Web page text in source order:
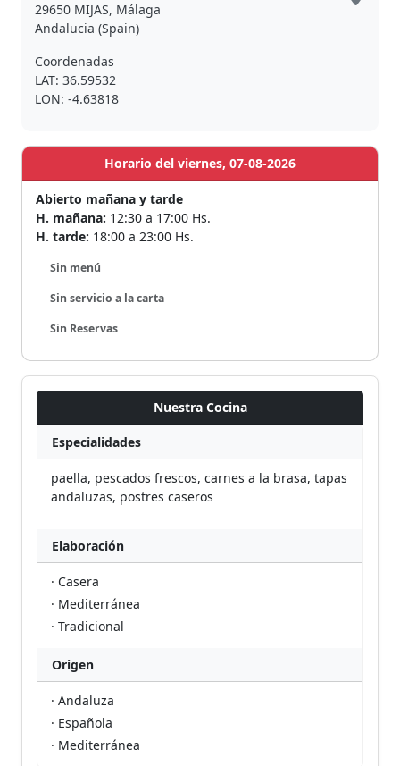
29650 MIJAS, Málaga
Andalucia (Spain)
Coordenadas
LAT: 36.59532
LON: -4.63818
Horario del viernes, 07-08-2026
Abierto mañana y tarde
H. mañana: 12:30 a 17:00 Hs.
H. tarde: 18:00 a 23:00 Hs.
Sin menú
Sin servicio a la carta
Sin Reservas
Nuestra Cocina
Especialidades
paella, pescados frescos, carnes a la brasa, tapas
andaluzas, postres caseros
Elaboración
· Casera
· Mediterránea
· Tradicional
Origen
· Andaluza
· Española
· Mediterránea